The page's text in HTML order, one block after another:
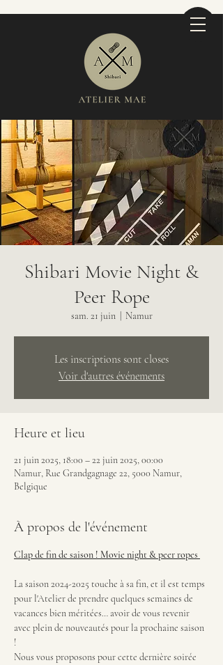
Shibari Movie Night &
Peer Rope
sam. 21 juin
  |
Namur
Les inscriptions sont closes
Voir d'autres événements
Heure et lieu
21 juin 2025, 18:00 – 22 juin 2025, 00:00
Namur, Rue Grandgagnage 22, 5000 Namur,
Belgique
À propos de l'événement
Clap de fin de saison ! Movie night & peer ropes
La saison 2024-2025 touche à sa fin, et il est temps
pour l'Atelier de prendre quelques semaines de
vacances bien méritées… avoir de vous revenir
avec plein de nouveautés pour la prochaine saison
!
Nous vous proposons pour cette dernière soirée